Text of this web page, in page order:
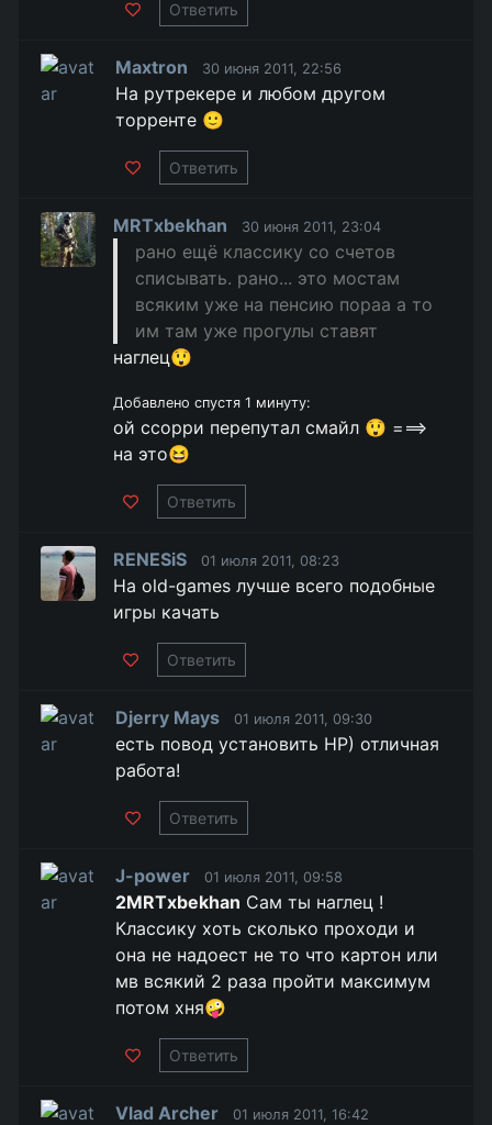
Ответить
Maxtron 30 июня 2011, 22:56
На рутрекере и любом другом
торренте 🙂
Ответить
MRTxbekhan 30 июня 2011, 23:04
рано ещё классику со счетов
списывать. рано... это мостам
всяким уже на пенсию пораа а то
им там уже прогулы ставят
наглец😲
Добавлено спустя 1 минуту:
ой ссорри перепутал смайл 😲 ===>
на это😆
Ответить
RENESiS 01 июля 2011, 08:23
На old-games лучше всего подобные
игры качать
Ответить
Djerry Mays 01 июля 2011, 09:30
есть повод установить HP) отличная
работа!
Ответить
J-power 01 июля 2011, 09:58
2MRTxbekhan Сам ты наглец !
Классику хоть сколько проходи и
она не надоест не то что картон или
мв всякий 2 раза пройти максимум
потом хня🤪
Ответить
Vlad Archer 01 июля 2011, 16:42